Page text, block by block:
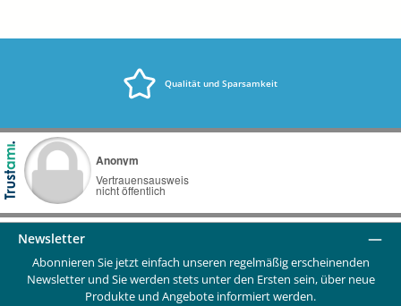
Qualität und Sparsamkeit
Newsletter
Abonnieren Sie jetzt einfach unseren regelmäßig erscheinenden
Newsletter und Sie werden stets unter den Ersten sein, über neue
Produkte und Angebote informiert werden.